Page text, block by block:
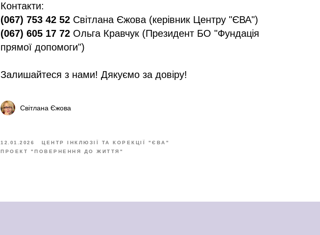
Контакти:
(067) 753 42 52 Світлана Єжова (керівник Центру "ЄВА")
(067) 605 17 72 Ольга Кравчук (Президент БО "Фундація
прямої допомоги")
Залишайтеся з нами! Дякуємо за довіру!
Світлана Єжова
12.01.2026
ЦЕНТР ІНКЛЮЗІЇ ТА КОРЕКЦІЇ "ЄВА"
ПРОЕКТ "ПОВЕРНЕННЯ ДО ЖИТТЯ"